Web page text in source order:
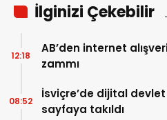
İlginizi Çekebilir
AB’den internet
zammı
12:18
İsviçre’de dijital
sayfaya takıldı
08:52